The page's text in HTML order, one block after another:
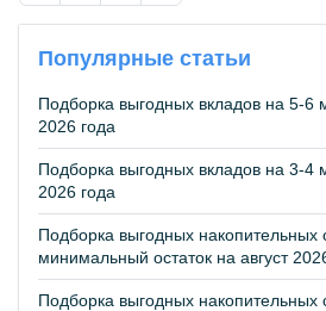
Популярные статьи
Подборка выгодных вкладов на 5-6
2026 года
Подборка выгодных вкладов на 3-4
2026 года
Подборка выгодных накопительных
минимальный остаток на август
Подборка выгодных накопительных